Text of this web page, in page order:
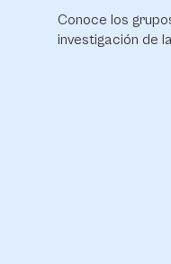
Planes de
carrera.